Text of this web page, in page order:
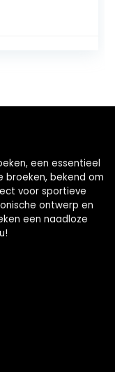
een essentieel
broeken, bekend om
voor sportieve
ontwerp en
een naadloze